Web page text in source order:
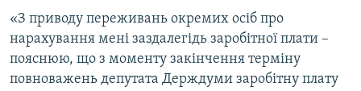
«З приводу переживань окремих осіб про
нарахування мені заздалегідь заробітної плати –
пояснюю, що з моменту закінчення терміну
повноважень депутата Держдуми заробітну плату